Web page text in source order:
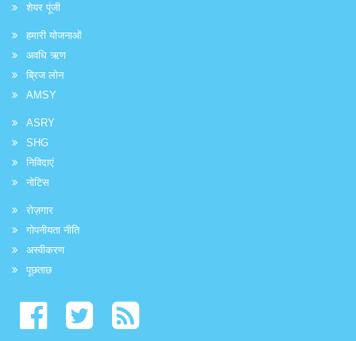
शेयर पूंजी
हमारी योजनाओं
अवधि ऋण
ब्रिज लोन
AMSY
ASRY
SHG
निविदाएं
नोटिस
रोज़गार
गोपनीयता नीति
अस्वीकरण
पूछताछ